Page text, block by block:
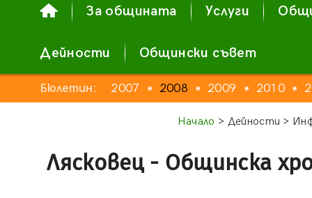
За общината Услуги
Дейности Общински съвет
Бюлетин: 2007 ● 2008 ● 2009 ● 2010 ●
Начало > Дейности >
Лясковец - Общинска